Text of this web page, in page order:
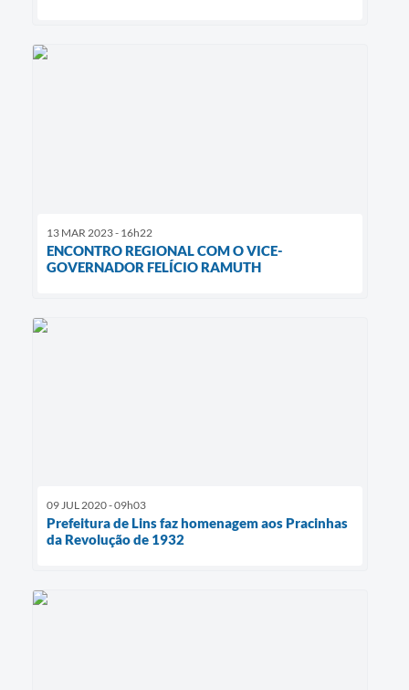
13 MAR 2023 - 16h22
ENCONTRO REGIONAL COM O VICE-
GOVERNADOR FELÍCIO RAMUTH
09 JUL 2020 - 09h03
Prefeitura de Lins faz homenagem aos Pracinhas
da Revolução de 1932